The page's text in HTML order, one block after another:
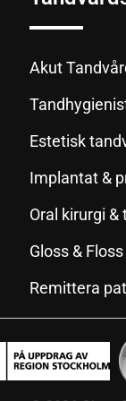
Akut
Estetisk
Implantat &
Oral kirurgi
Gloss &
Remittera